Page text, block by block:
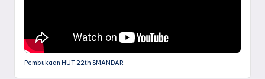
Pembukaan HUT 22th SMANDAR